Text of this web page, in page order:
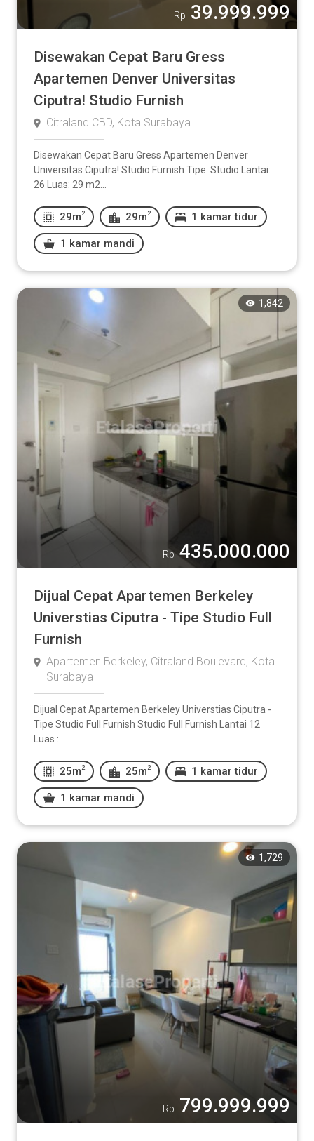
Rp 39.999.999
Disewakan Cepat Baru Gress
Apartemen Denver Universitas
Ciputra! Studio Furnish
Citraland CBD, Kota Surabaya
Disewakan Cepat Baru Gress Apartemen Denver
Universitas Ciputra! Studio Furnish Tipe: Studio Lantai:
26 Luas: 29 m2...
29m 2 29m 2 1 kamar tidur
1 kamar mandi
1,842
Rp 435.000.000
Dijual Cepat Apartemen Berkeley
Universtias Ciputra - Tipe Studio Full
Furnish
Apartemen Berkeley, Citraland Boulevard, Kota
Surabaya
Dijual Cepat Apartemen Berkeley Universtias Ciputra -
Tipe Studio Full Furnish Studio Full Furnish Lantai 12
Luas :...
25m 2 25m 2 1 kamar tidur
1 kamar mandi
1,729
Rp 799.999.999